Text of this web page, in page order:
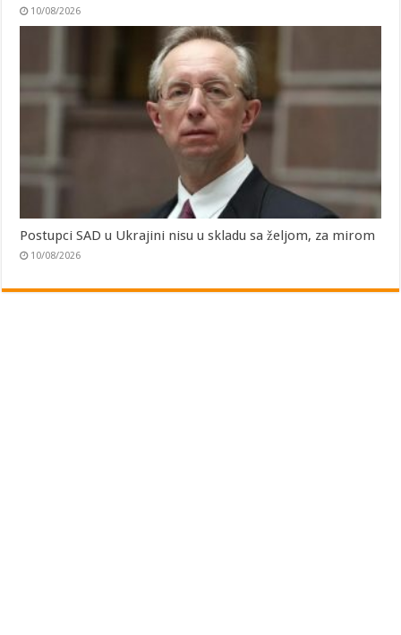
10/08/2026
Postupci SAD u Ukrajini nisu u skladu sa željom, za mirom
10/08/2026